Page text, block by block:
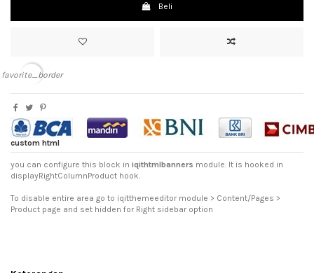
Beli
favorite_border
custom html
you can configure this block in iqithtmlbanners module. It is hooked in
displayRightColumnProduct hook.
To disable entire area go to iqitthemeeditor module > Content/Pages >
Product page and set hidden for Right sidebar option